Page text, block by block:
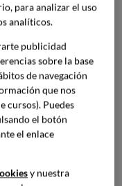
que una al
riesgos en el
El objetivo es
probar de nuevo
es únicamente una
aplicada.
cultural y que sea
para analizar el uso
analíticos.
publicidad
sobre la base
de navegación
que nos
cursos). Puedes
el botón
el enlace
y nuestra